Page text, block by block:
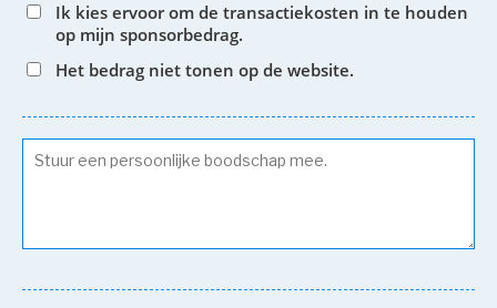
Ik kies ervoor om de transactiekosten in te houden
op mijn sponsorbedrag.
Het bedrag niet tonen op de website.